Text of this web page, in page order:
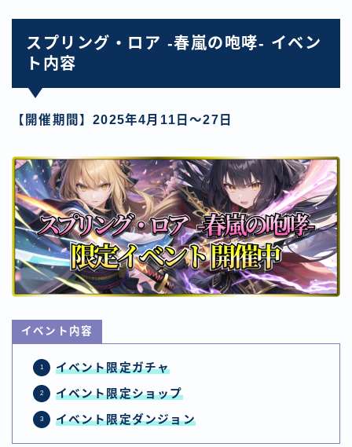
スプリング・ロア -春嵐の咆哮- イベン
ト内容
【開催期間】2025年4月11日〜27日
イベント内容
イベント限定ガチャ
イベント限定ショップ
イベント限定ダンジョン